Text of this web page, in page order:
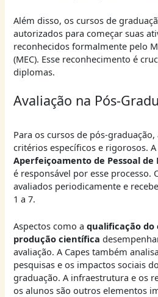
Além disso, os cursos de
autorizados para começar suas
reconhecidos formalmente pelo
(MEC). Esse reconhecimento é
diplomas.
Avaliação na Pós-
Para os cursos de pós-graduação,
critérios específicos e rigorosos.
Aperfeiçoamento de Pessoal de
é responsável por esse processo.
avaliados periodicamente e
1 a 7.
Aspectos como aqualificação do
produção científica
avaliação. A Capes também
pesquisas e os impactos sociais
graduação. A infraestrutura e os
os alunos são outros elementos